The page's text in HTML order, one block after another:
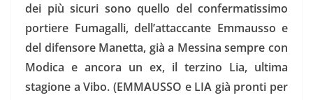
dei più sicuri sono quello del confermatissimo
portiere Fumagalli, dell’attaccante Emmausso e
del difensore Manetta, già a Messina sempre con
Modica e ancora un ex, il terzino Lia, ultima
stagione a Vibo. (EMMAUSSO e LIA già pronti per